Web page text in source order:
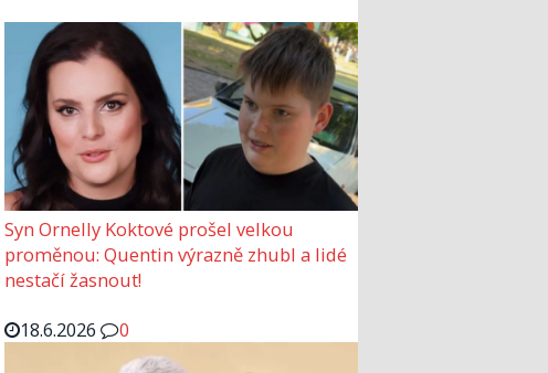
Syn Ornelly Koktové prošel velkou
proměnou: Quentin výrazně zhubl a lidé
nestačí žasnout!
18.6.2026
0